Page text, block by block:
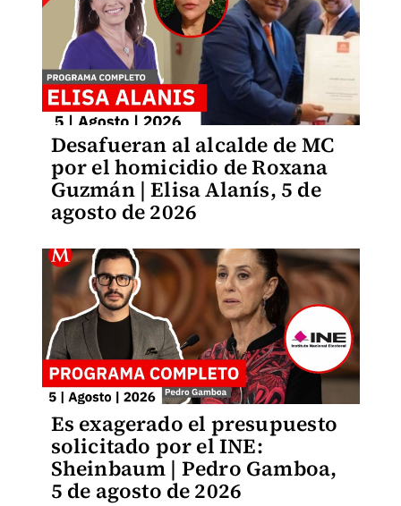
Desafueran al alcalde de MC
por el homicidio de Roxana
Guzmán | Elisa Alanís, 5 de
agosto de 2026
Es exagerado el presupuesto
solicitado por el INE:
Sheinbaum | Pedro Gamboa,
5 de agosto de 2026